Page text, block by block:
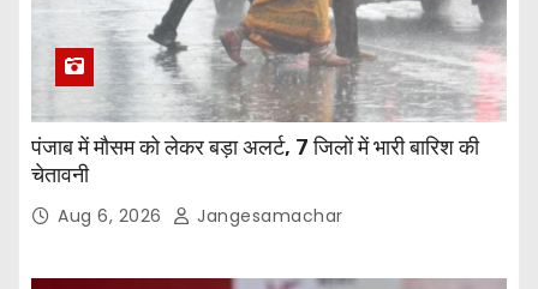
पंजाब में मौसम को लेकर बड़ा अलर्ट, 7 जिलों में भारी बारिश की
चेतावनी
Aug 6, 2026 Jangesamachar